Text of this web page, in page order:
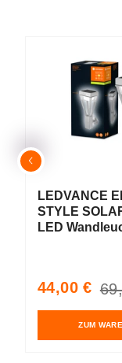
LEDVANCE
STYLE
LED
44,00 €
ZUM